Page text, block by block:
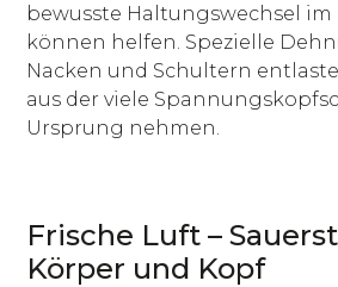
bewusste Haltungswechsel
können helfen. Spezielle
Nacken und Schultern
aus der viele
Ursprung nehmen.
Frische Luft –
Körper und Kopf